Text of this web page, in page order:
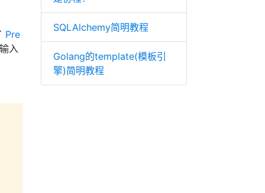
Pre
入
SQLAlchemy简明教程
Golang的template(模板引
擎)简明教程